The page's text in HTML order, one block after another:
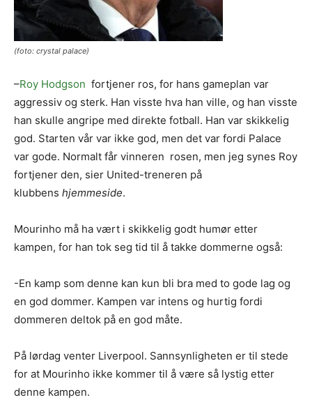
(foto: crystal palace)
–Roy Hodgson fortjener ros, for hans gameplan var
aggressiv og sterk. Han visste hva han ville, og han visste
han skulle angripe med direkte fotball. Han var skikkelig
god. Starten vår var ikke god, men det var fordi Palace
var gode. Normalt får vinneren rosen, men jeg synes Roy
fortjener den, sier United-treneren på
klubbens hjemmeside.
Mourinho må ha vært i skikkelig godt humør etter
kampen, for han tok seg tid til å takke dommerne også:
-En kamp som denne kan kun bli bra med to gode lag og
en god dommer. Kampen var intens og hurtig fordi
dommeren deltok på en god måte.
På lørdag venter Liverpool. Sannsynligheten er til stede
for at Mourinho ikke kommer til å være så lystig etter
denne kampen.